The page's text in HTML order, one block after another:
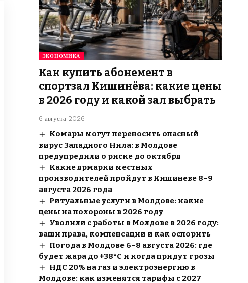
ЭКОНОМИКА
Как купить абонемент в
спортзал Кишинёва: какие цены
в 2026 году и какой зал выбрать
6 августа 2026
Комары могут переносить опасный
вирус Западного Нила: в Молдове
предупредили о риске до октября
Какие ярмарки местных
производителей пройдут в Кишиневе 8–9
августа 2026 года
Ритуальные услуги в Молдове: какие
цены на похороны в 2026 году
Уволили с работы в Молдове в 2026 году:
ваши права, компенсации и как оспорить
Погода в Молдове 6–8 августа 2026: где
будет жара до +38°C и когда придут грозы
НДС 20% на газ и электроэнергию в
Молдове: как изменятся тарифы с 2027